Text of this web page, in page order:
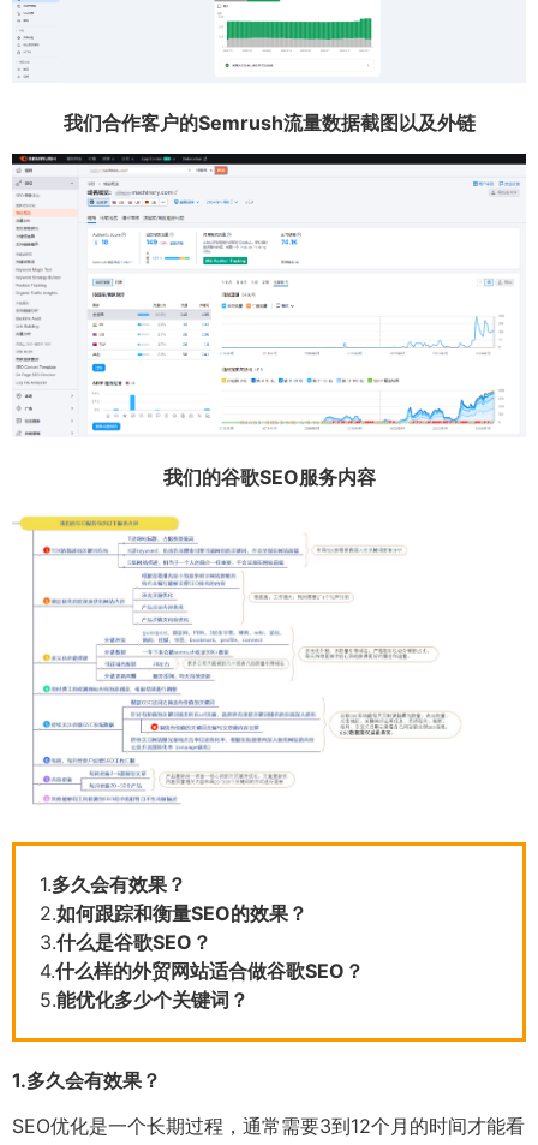
我们合作客户的Semrush流量数据截图以及外链
我们的谷歌SEO服务内容
1.多久会有效果？
2.如何跟踪和衡量SEO的效果？
3.什么是谷歌SEO？
4.什么样的外贸网站适合做谷歌SEO？
5.能优化多少个关键词？
1.多久会有效果？
SEO优化是一个长期过程，通常需要3到12个月的时间才能看